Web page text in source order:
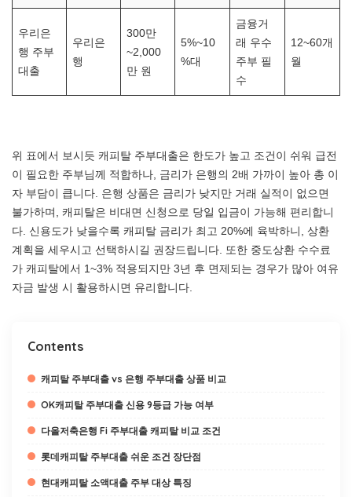
우리은
행 주부
대출
우리은
행
300만
~2,000
만 원
5%~10
%대
금융거
래 우수
주부 필
수
12~60개
월
위 표에서 보시듯 캐피탈 주부대출은 한도가 높고 조건이 쉬워 급전
이 필요한 주부님께 적합하나, 금리가 은행의 2배 가까이 높아 총 이
자 부담이 큽니다. 은행 상품은 금리가 낮지만 거래 실적이 없으면
불가하며, 캐피탈은 비대면 신청으로 당일 입금이 가능해 편리합니
다. 신용도가 낮을수록 캐피탈 금리가 최고 20%에 육박하니, 상환
계획을 세우시고 선택하시길 권장드립니다. 또한 중도상환 수수료
가 캐피탈에서 1~3% 적용되지만 3년 후 면제되는 경우가 많아 여유
자금 발생 시 활용하시면 유리합니다.
Contents
캐피탈 주부대출 vs 은행 주부대출 상품 비교
OK캐피탈 주부대출 신용 9등급 가능 여부
다올저축은행 Fi 주부대출 캐피탈 비교 조건
롯데캐피탈 주부대출 쉬운 조건 장단점
현대캐피탈 소액대출 주부 대상 특징